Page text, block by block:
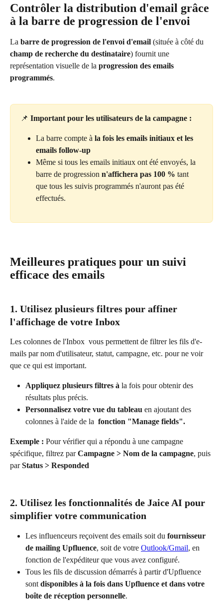
Contrôler la distribution d'email grâce
à la barre de progression de l'envoi
La barre de progression de l'envoi d'email (située à côté du
champ de recherche du destinataire) fournit une
représentation visuelle de la progression des emails
programmés.
📌 Important pour les utilisateurs de la campagne :
La barre compte à la fois les emails initiaux et les
emails follow-up
Même si tous les emails initiaux ont été envoyés, la
barre de progression n'affichera pas 100 % tant
que tous les suivis programmés n'auront pas été
effectués.
Meilleures pratiques pour un suivi
efficace des emails
1. Utilisez plusieurs filtres pour affiner
l'affichage de votre Inbox
Les colonnes de l'Inbox  vous permettent de filtrer les fils d'e-
mails par nom d'utilisateur, statut, campagne, etc. pour ne voir
que ce qui est important.
Appliquez plusieurs filtres à la fois pour obtenir des
résultats plus précis.
Personnalisez votre vue du tableau en ajoutant des
colonnes à l'aide de la fonction "Manage fields".
Exemple : Pour vérifier qui a répondu à une campagne
spécifique, filtrez par Campagne > Nom de la campagne, puis
par Status > Responded
2. Utilisez les fonctionnalités de Jaice AI pour
simplifier votre communication
Les influenceurs reçoivent des emails soit du fournisseur
de mailing Upfluence, soit de votre Outlook/Gmail, en
fonction de l'expéditeur que vous avez configuré.
Tous les fils de discussion démarrés à partir d'Upfluence
sont disponibles à la fois dans Upfluence et dans votre
boîte de réception personnelle.